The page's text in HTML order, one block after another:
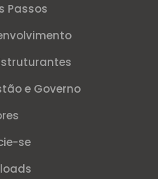
Passos
e Governo
se